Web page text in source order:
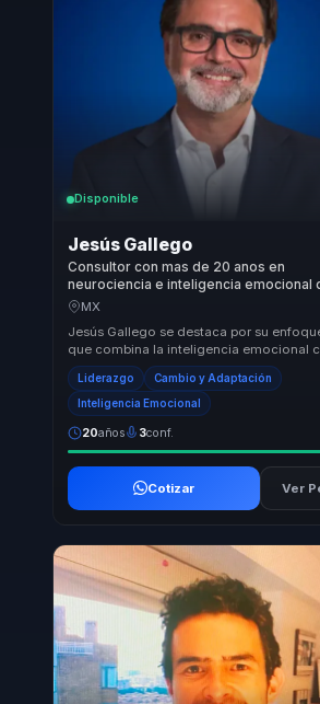
Disponible
Jesús Gallego
Consultor con mas de 20 anos en
neurociencia e inteligencia emocional
aporta claridad a lideres y equipos
MX
Jesús Gallego se destaca por su
que combina la inteligencia emocional
neurociencias para ofrecer soluciones
Liderazgo Cambio y Adaptación
Inteligencia Emocional
20años 3conf.
Cotizar Ver